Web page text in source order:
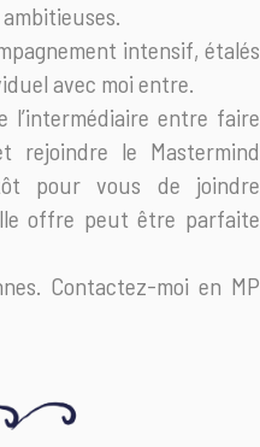
intensif, étalés
avec moi entre.
l’intermédiaire entre faire
rejoindre le Mastermind
pour vous de joindre
offre peut être parfaite
Contactez-moi en MP